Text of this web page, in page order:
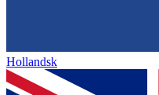
Hollandsk